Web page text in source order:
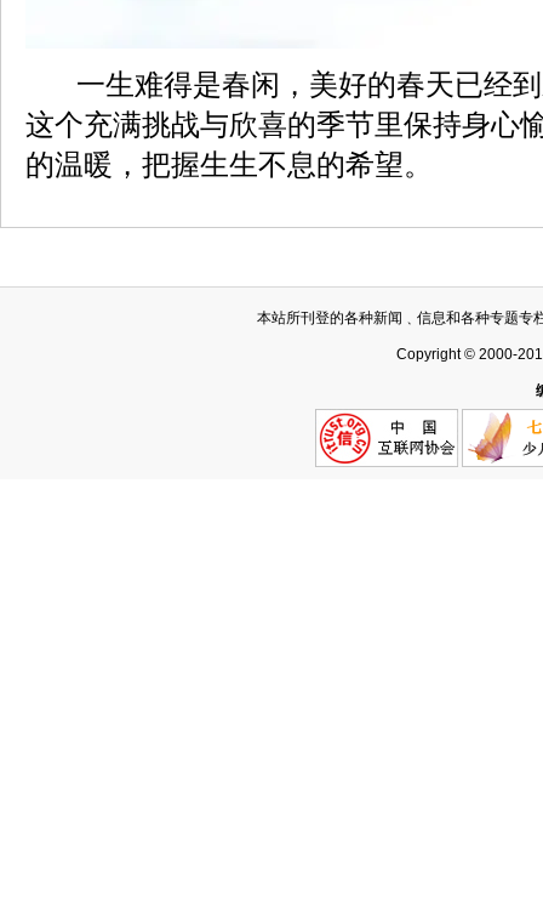
一生难得是春闲，美好的春天已经
这个充满挑战与欣喜的季节里保持身心
的温暖，把握生生不息的希望。
本站所刊登的各种新闻﹑信息和各种专题专
Copyright © 2000-